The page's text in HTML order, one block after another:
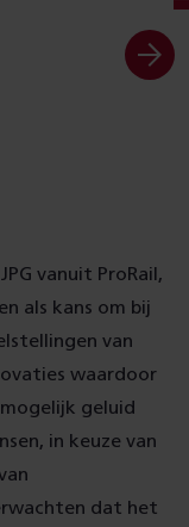
vanuit ProRail,
als kans om bij
van
waardoor
geluid
in keuze van
dat het